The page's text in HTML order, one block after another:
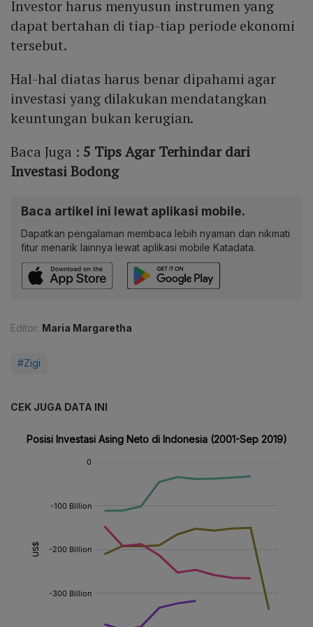
Investor harus menyusun instrumen yang
dapat bertahan di tiap-tiap periode ekonomi
tersebut.
Hal-hal diatas harus benar dipahami agar
investasi yang dilakukan mendatangkan
keuntungan bukan kerugian.
Baca Juga : 5 Tips Agar Terhindar dari
Investasi Bodong
Baca artikel ini lewat aplikasi mobile.
Dapatkan pengalaman membaca lebih nyaman dan nikmati
fitur menarik lainnya lewat aplikasi mobile Katadata.
Editor: Maria Margaretha
#Zigi
CEK JUGA DATA INI